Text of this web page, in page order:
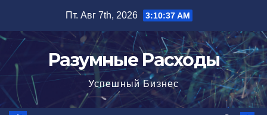
содержимому
Пт. Авг 7th, 2026 3:10:38 AM
Разумные Расходы
Успешный Бизнес